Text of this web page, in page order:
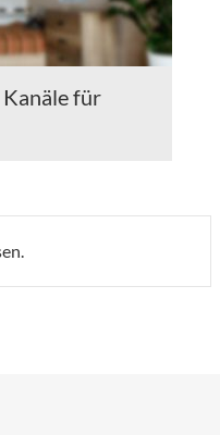
Kanäle für